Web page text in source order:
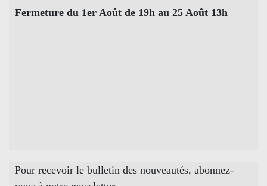
Fermeture du 1er Août de 19h au 25 Août 13h
Pour recevoir le bulletin des nouveautés, abonnez-